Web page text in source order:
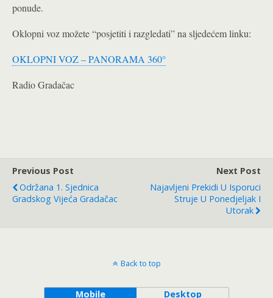
ponude.
Oklopni voz možete “posjetiti i razgledati” na sljedećem linku:
OKLOPNI VOZ – PANORAMA 360°
Radio Gradačac
Previous Post
Održana 1. Sjednica
Gradskog Vijeća Gradačac
Next Post
Najavljeni Prekidi U Isporuci
Struje U Ponedjeljak I
Utorak
Back to top
Mobile Desktop